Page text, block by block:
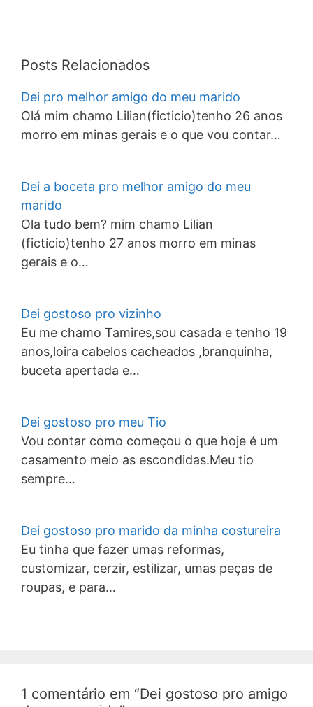
Posts Relacionados
Dei pro melhor amigo do meu marido
Olá mim chamo Lilian(ficticio)tenho 26 anos
morro em minas gerais e o que vou contar…
Dei a boceta pro melhor amigo do meu
marido
Ola tudo bem? mim chamo Lilian
(fictício)tenho 27 anos morro em minas
gerais e o…
Dei gostoso pro vizinho
Eu me chamo Tamires,sou casada e tenho 19
anos,loira cabelos cacheados ,branquinha,
buceta apertada e…
Dei gostoso pro meu Tio
Vou contar como começou o que hoje é um
casamento meio as escondidas.Meu tio
sempre…
Dei gostoso pro marido da minha costureira
Eu tinha que fazer umas reformas,
customizar, cerzir, estilizar, umas peças de
roupas, e para…
1 comentário em “Dei gostoso pro amigo